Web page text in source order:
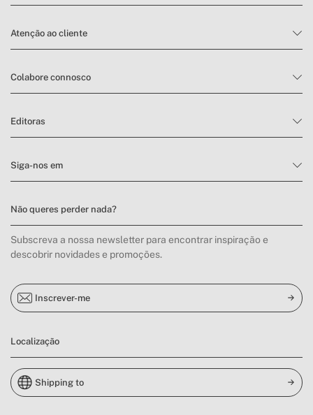
Atenção ao cliente
Colabore connosco
Editoras
Siga-nos em
Não queres perder nada?
Subscreva a nossa newsletter para encontrar inspiração e
descobrir novidades e promoções.
Inscrever-me
Localização
Shipping to